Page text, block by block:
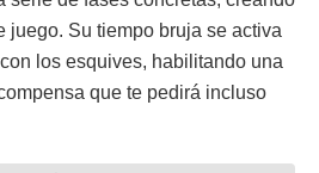
juego. Su tiempo bruja se activa
los esquives, habilitando una
que te pedirá incluso